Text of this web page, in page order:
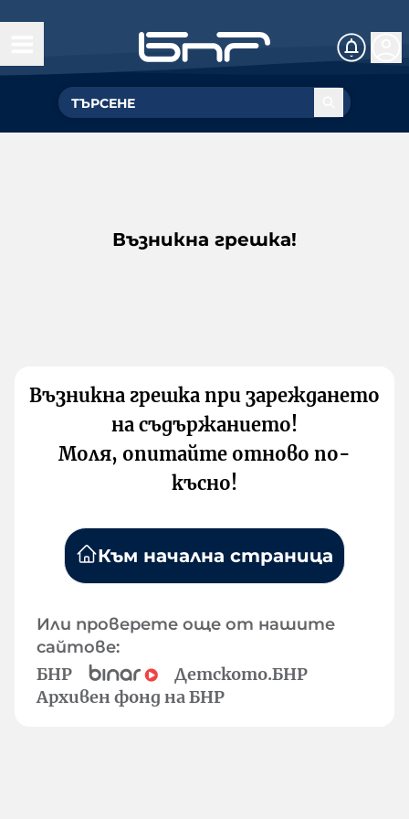
Възникна грешка!
Възникна грешка при зареждането
на съдържанието!
Моля, опитайте отново по-
късно!
Към начална страница
Или проверете още от нашите
сайтове:
БНР
Детското.БНР
Архивен фонд на БНР